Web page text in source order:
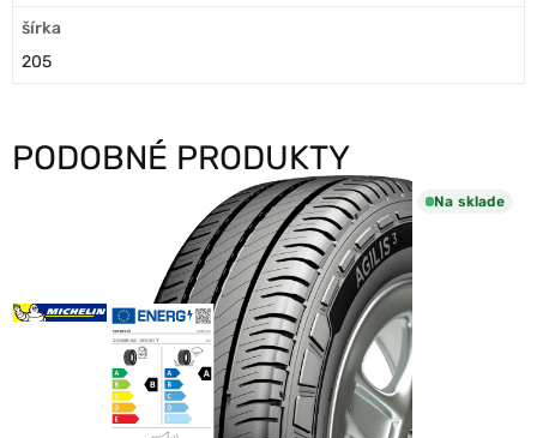
šírka
205
PODOBNÉ PRODUKTY
Na sklade